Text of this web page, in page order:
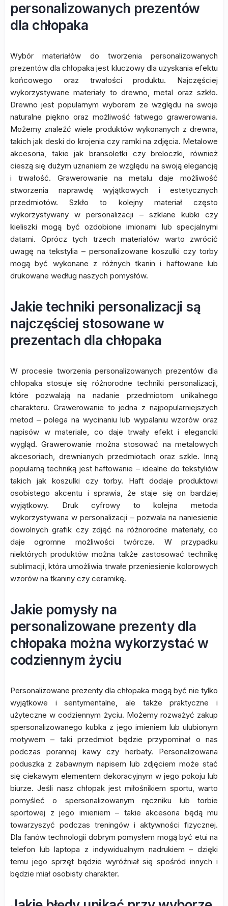
personalizowanych prezentów
dla chłopaka
Wybór materiałów do tworzenia personalizowanych
prezentów dla chłopaka jest kluczowy dla uzyskania efektu
końcowego oraz trwałości produktu. Najczęściej
wykorzystywane materiały to drewno, metal oraz szkło.
Drewno jest popularnym wyborem ze względu na swoje
naturalne piękno oraz możliwość łatwego grawerowania.
Możemy znaleźć wiele produktów wykonanych z drewna,
takich jak deski do krojenia czy ramki na zdjęcia. Metalowe
akcesoria, takie jak bransoletki czy breloczki, również
cieszą się dużym uznaniem ze względu na swoją elegancję
i trwałość. Grawerowanie na metalu daje możliwość
stworzenia naprawdę wyjątkowych i estetycznych
przedmiotów. Szkło to kolejny materiał często
wykorzystywany w personalizacji – szklane kubki czy
kieliszki mogą być ozdobione imionami lub specjalnymi
datami. Oprócz tych trzech materiałów warto zwrócić
uwagę na tekstylia – personalizowane koszulki czy torby
mogą być wykonane z różnych tkanin i haftowane lub
drukowane według naszych pomysłów.
Jakie techniki personalizacji są
najczęściej stosowane w
prezentach dla chłopaka
W procesie tworzenia personalizowanych prezentów dla
chłopaka stosuje się różnorodne techniki personalizacji,
które pozwalają na nadanie przedmiotom unikalnego
charakteru. Grawerowanie to jedna z najpopularniejszych
metod – polega na wycinaniu lub wypalaniu wzorów oraz
napisów w materiale, co daje trwały efekt i elegancki
wygląd. Grawerowanie można stosować na metalowych
akcesoriach, drewnianych przedmiotach oraz szkle. Inną
popularną techniką jest haftowanie – idealne do tekstyliów
takich jak koszulki czy torby. Haft dodaje produktowi
osobistego akcentu i sprawia, że staje się on bardziej
wyjątkowy. Druk cyfrowy to kolejna metoda
wykorzystywana w personalizacji – pozwala na naniesienie
dowolnych grafik czy zdjęć na różnorodne materiały, co
daje ogromne możliwości twórcze. W przypadku
niektórych produktów można także zastosować technikę
sublimacji, która umożliwia trwałe przeniesienie kolorowych
wzorów na tkaniny czy ceramikę.
Jakie pomysły na
personalizowane prezenty dla
chłopaka można wykorzystać w
codziennym życiu
Personalizowane prezenty dla chłopaka mogą być nie tylko
wyjątkowe i sentymentalne, ale także praktyczne i
użyteczne w codziennym życiu. Możemy rozważyć zakup
spersonalizowanego kubka z jego imieniem lub ulubionym
motywem – taki przedmiot będzie przypominał o nas
podczas porannej kawy czy herbaty. Personalizowana
poduszka z zabawnym napisem lub zdjęciem może stać
się ciekawym elementem dekoracyjnym w jego pokoju lub
biurze. Jeśli nasz chłopak jest miłośnikiem sportu, warto
pomyśleć o spersonalizowanym ręczniku lub torbie
sportowej z jego imieniem – takie akcesoria będą mu
towarzyszyć podczas treningów i aktywności fizycznej.
Dla fanów technologii dobrym pomysłem mogą być etui na
telefon lub laptopa z indywidualnym nadrukiem – dzięki
temu jego sprzęt będzie wyróżniał się spośród innych i
będzie miał osobisty charakter.